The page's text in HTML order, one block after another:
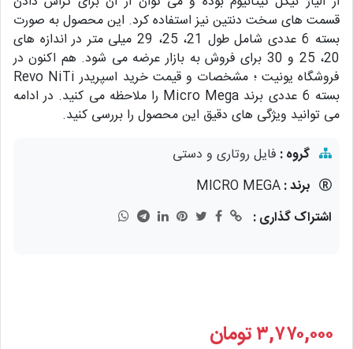
قسمت های سخت دنتین نیز استفاده کرد. این محصول به صورت
بسته 6 عددی شامل طول 21، 25، 29 میلی‌ متر در اندازه‌ های
20، 25 و 30 برای فروش به بازار عرضه می شود. هم اکنون در
فروشگاه یونیت ؛ مشخصات و قیمت خرید اسپریدر Revo NiTi
بسته 6 عددی برند Micro Mega را ملاحظه می کنید. در ادامه
می توانید ویژگی های دقیق این محصول را بررسی کنید.
گروه : فایل روتاری و دستی
برند :MICRO MEGA
اشتراک گذاری :
۳,۷۷۰,۰۰۰تومان